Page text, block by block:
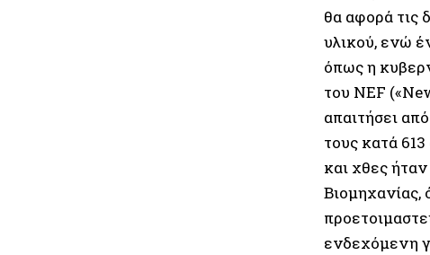
θα αφορά τις
υλικού, ενώ
όπως η
του NEF
απαιτήσει
τους κατά
και χθες
ενδεχόμενη